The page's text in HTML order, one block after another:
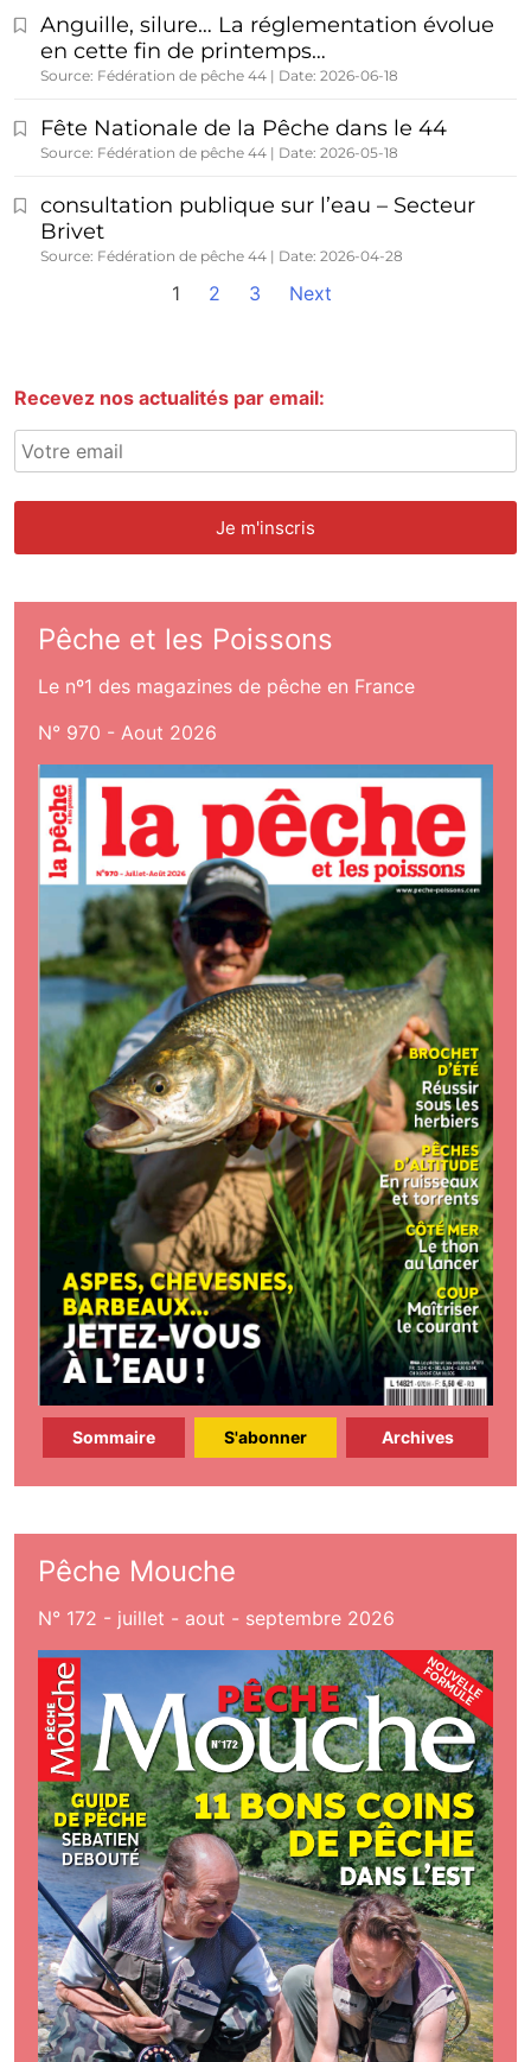
Anguille, silure… La réglementation évolue
en cette fin de printemps…
Source: Fédération de pêche 44 Date: 2026-06-18
Fête Nationale de la Pêche dans le 44
Source: Fédération de pêche 44 Date: 2026-05-18
consultation publique sur l’eau – Secteur
Brivet
Source: Fédération de pêche 44 Date: 2026-04-28
1 2 3 Next
Recevez nos actualités par email:
Pêche et les Poissons
Le nº1 des magazines de pêche en France
N° 970 - Aout 2026
Sommaire S'abonner Archives
Pêche Mouche
N° 172 - juillet - aout - septembre 2026